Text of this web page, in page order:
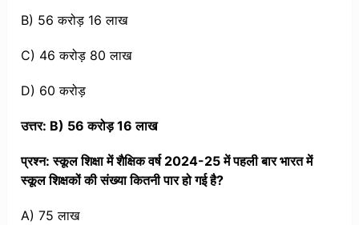
B) 56 करोड़ 16 लाख
C) 46 करोड़ 80 लाख
D) 60 करोड़
उत्तर: B) 56 करोड़ 16 लाख
प्रश्न: स्कूल शिक्षा में शैक्षिक वर्ष 2024-25 में पहली बार भारत में
स्कूल शिक्षकों की संख्या कितनी पार हो गई है?
A) 75 लाख